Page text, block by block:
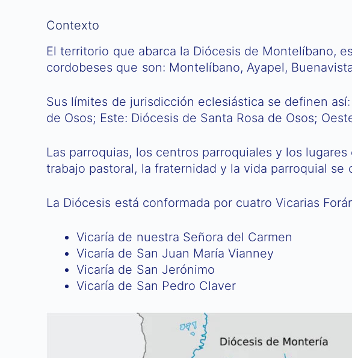
Contexto
El territorio que abarca la Diócesis de Montelíbano,
cordobeses que son: Montelíbano, Ayapel,
Sus límites de jurisdicción eclesiástica se definen
de Osos; Este: Diócesis de Santa Rosa de Osos;
Las parroquias, los centros parroquiales y los
trabajo pastoral, la fraternidad y la vida parroquial se
La Diócesis está conformada por cuatro Vicarias
Vicaría de nuestra Señora del Carmen
Vicaría de San Juan María Vianney
Vicaría de San Jerónimo
Vicaría de San Pedro Claver